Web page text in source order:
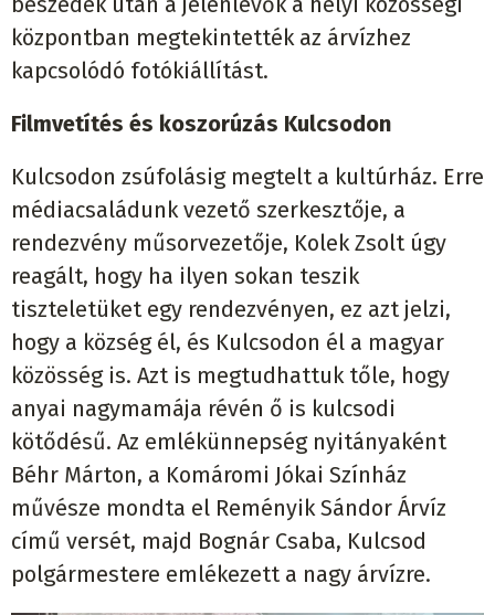
központban megtekintették az árvízhez
kapcsolódó fotókiállítást.
Filmvetítés és koszorúzás Kulcsodon
Kulcsodon zsúfolásig megtelt a kultúrház. Erre
médiacsaládunk vezető szerkesztője, a
rendezvény műsorvezetője, Kolek Zsolt úgy
reagált, hogy ha ilyen sokan teszik
tiszteletüket egy rendezvényen, ez azt jelzi,
hogy a község él, és Kulcsodon él a magyar
közösség is. Azt is megtudhattuk tőle, hogy
anyai nagymamája révén ő is kulcsodi
kötődésű. Az emlékünnepség nyitányaként
Béhr Márton, a Komáromi Jókai Színház
művésze mondta el Reményik Sándor Árvíz
című versét, majd Bognár Csaba, Kulcsod
polgármestere emlékezett a nagy árvízre.